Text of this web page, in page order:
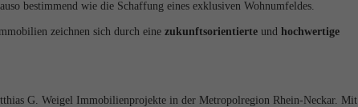
bestimmend wie die Schaffung eines exklusiven Wohnumfeldes.
zeichnen sich durch eine zukunftsorientierte und hochwertige
G. Weigel Immobilienprojekte in der Metropolregion Rhein-Neckar. Mit